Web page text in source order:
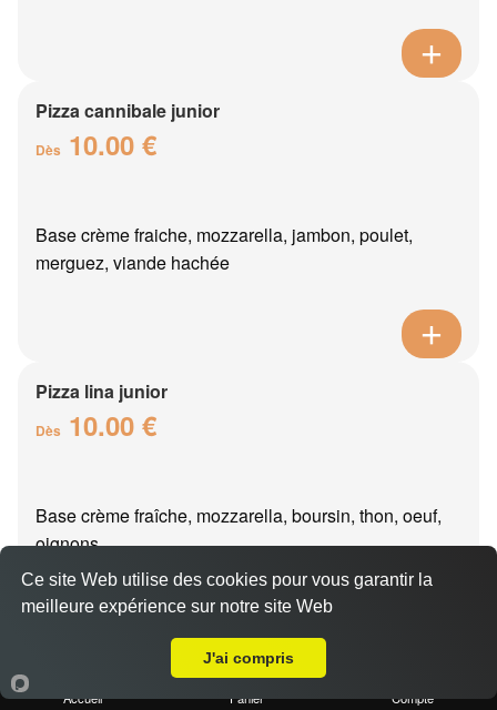
Pizza cannibale junior
Dès 10.00 €
Base crème fraiche, mozzarella, jambon, poulet,
merguez, viande hachée
Pizza lina junior
Dès 10.00 €
Base crème fraîche, mozzarella, boursin, thon, oeuf,
oignons
Pizza oslo junior
Accueil Panier Compte
Ce site Web utilise des cookies pour vous garantir la
meilleure expérience sur notre site Web
J'ai compris